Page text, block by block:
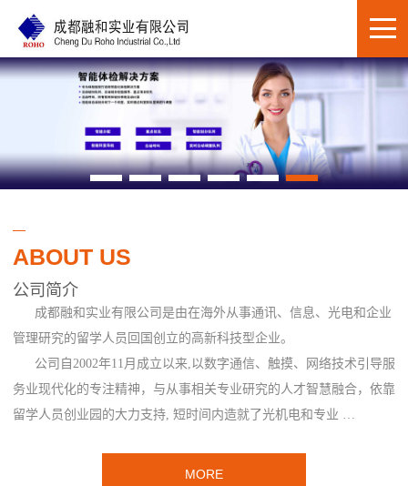
ABOUT US
公司简介
成都融和实业有限公司是由在海外从事通讯、信息、光电和企业
管理研究的留学人员回国创立的高新科技型企业。
公司自2002年11月成立以来,以数字通信、触摸、网络技术引导服
务业现代化的专注精神，与从事相关专业研究的人才智慧融合，依靠
留学人员创业园的大力支持, 短时间内造就了光机电和专业 …
MORE